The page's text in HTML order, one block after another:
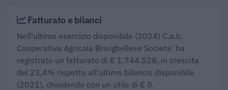
Fatturato e bilanci
Nell'ultimo esercizio disponibile (2024) C.a.b.
Cooperativa Agricola Brisighellese Societa' ha
registrato un fatturato di € 1.744.528, in crescita
del 23,4% rispetto all'ultimo bilancio disponibile
(2021), chiudendo con un utile di € 0.